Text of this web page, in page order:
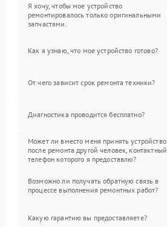
Я хочу, чтобы мое устройство
ремонтировалось только оригинальными
запчастями.
Как я узнаю, что мое устройство готово?
От чего зависит срок ремонта техники?
Диагностика проводится бесплатно?
Может ли вместо меня принять устройство
после ремонта другой человек, контактный
телефон которого я предоставлю?
Возможно ли получать обратную связь в
процессе выполнения ремонтных работ?
Какую гарантию вы предоставляете?